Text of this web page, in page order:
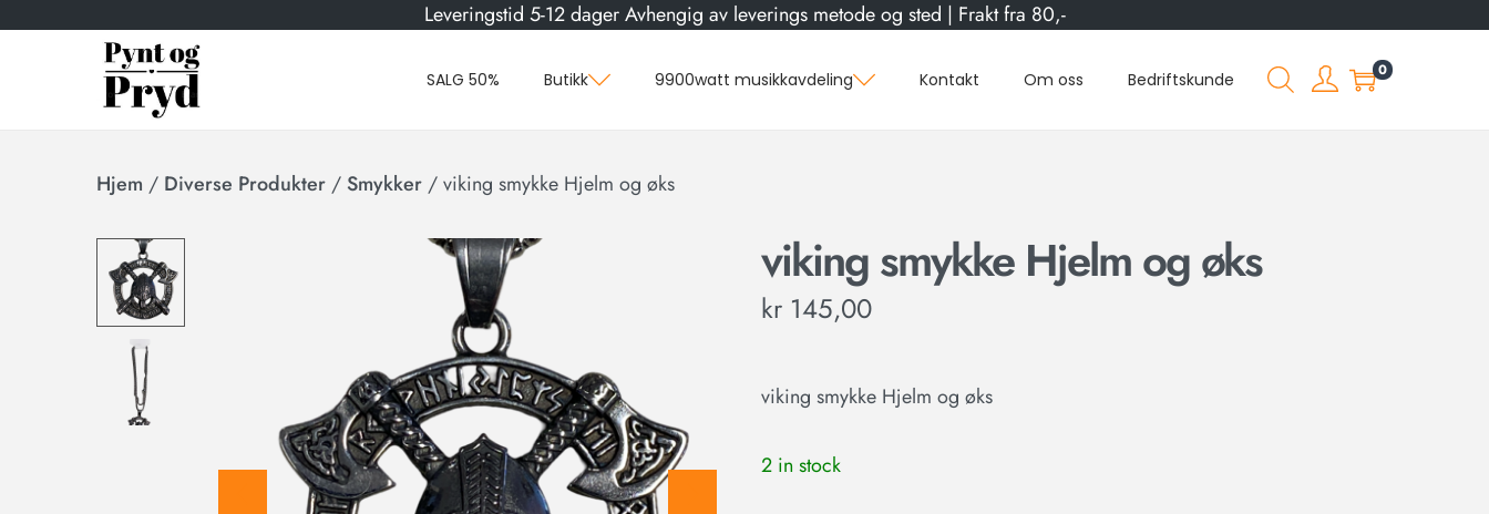
Leveringstid 5-12 dager Avhengig av leverings metode og sted | Frakt fra 80,-
SALG 50% Butikk 9900watt musikkavdeling Kontakt Om oss Bedriftskunde 0
Hjem / Diverse Produkter / Smykker /viking smykke Hjelm og øks
viking smykke Hjelm og øks
kr 145,00
viking smykke Hjelm og øks
2 in stock